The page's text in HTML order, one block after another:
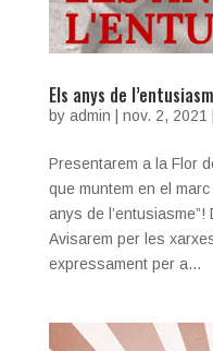
Els anys de
by admin nov. 2, 2021
Presentarem a la Flor
que muntem en el
anys de
Avisarem per les
expressament per a...